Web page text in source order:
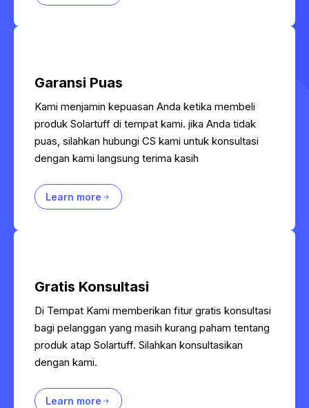
Garansi Puas
Kami menjamin kepuasan Anda ketika membeli
produk Solartuff di tempat kami. jika Anda tidak
puas, silahkan hubungi CS kami untuk konsultasi
dengan kami langsung terima kasih
Learn more
Gratis Konsultasi
Di Tempat Kami memberikan fitur gratis konsultasi
bagi pelanggan yang masih kurang paham tentang
produk atap Solartuff. Silahkan konsultasikan
dengan kami.
Learn more